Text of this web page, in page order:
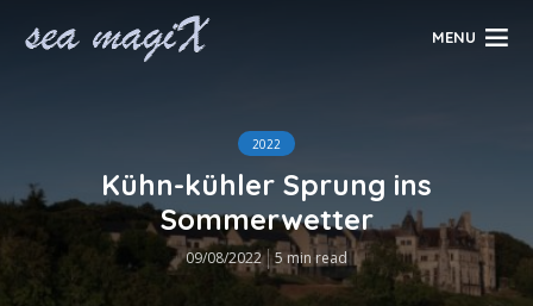
MENU
2022
Kühn-kühler Sprung ins
Sommerwetter
09/08/2022 5 min read